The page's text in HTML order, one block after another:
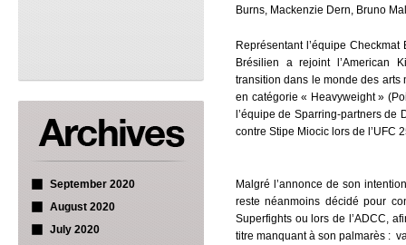
September 2020
August 2020
July 2020
Burns, Mackenzie Dern, Bruno
Représentant l’équipe
Brésilien a rejoint l’American
transition dans le monde des arts
en catégorie « Heavyweight »
l’équipe de Sparring-partners
contre Stipe Miocic lors de l’UFC
Malgré l’annonce de son
reste néanmoins décidé pour
Superfights ou lors de l’ADCC,
titre manquant à son palmarès :